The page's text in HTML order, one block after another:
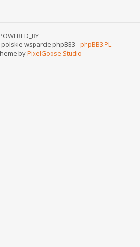
POWERED_BY
wsparcie phpBB3 -phpBB3.PL
byPixelGoose Studio